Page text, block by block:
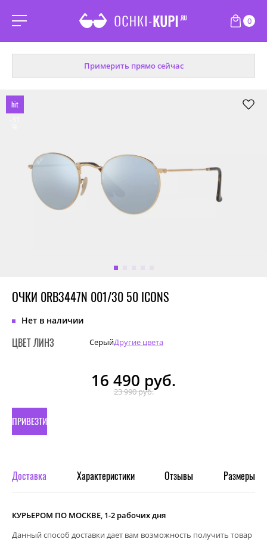
0
Примерить прямо сейчас
hit
ОЧКИ 0RB3447N 001/30 50 ICONS
Нет в наличии
ЦВЕТ ЛИНЗ СерыйДругие цвета
16 490 руб.
23 990 руб.
ПРИВЕЗТИ
ЗАКАЗ
Доставка Характеристики Отзывы Размеры
КУРЬЕРОМ ПО МОСКВЕ, 1-2 рабочих дня
Данный способ доставки дает вам возможность получить товар